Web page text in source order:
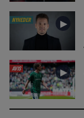
NYHEDER ►
AVIS ►